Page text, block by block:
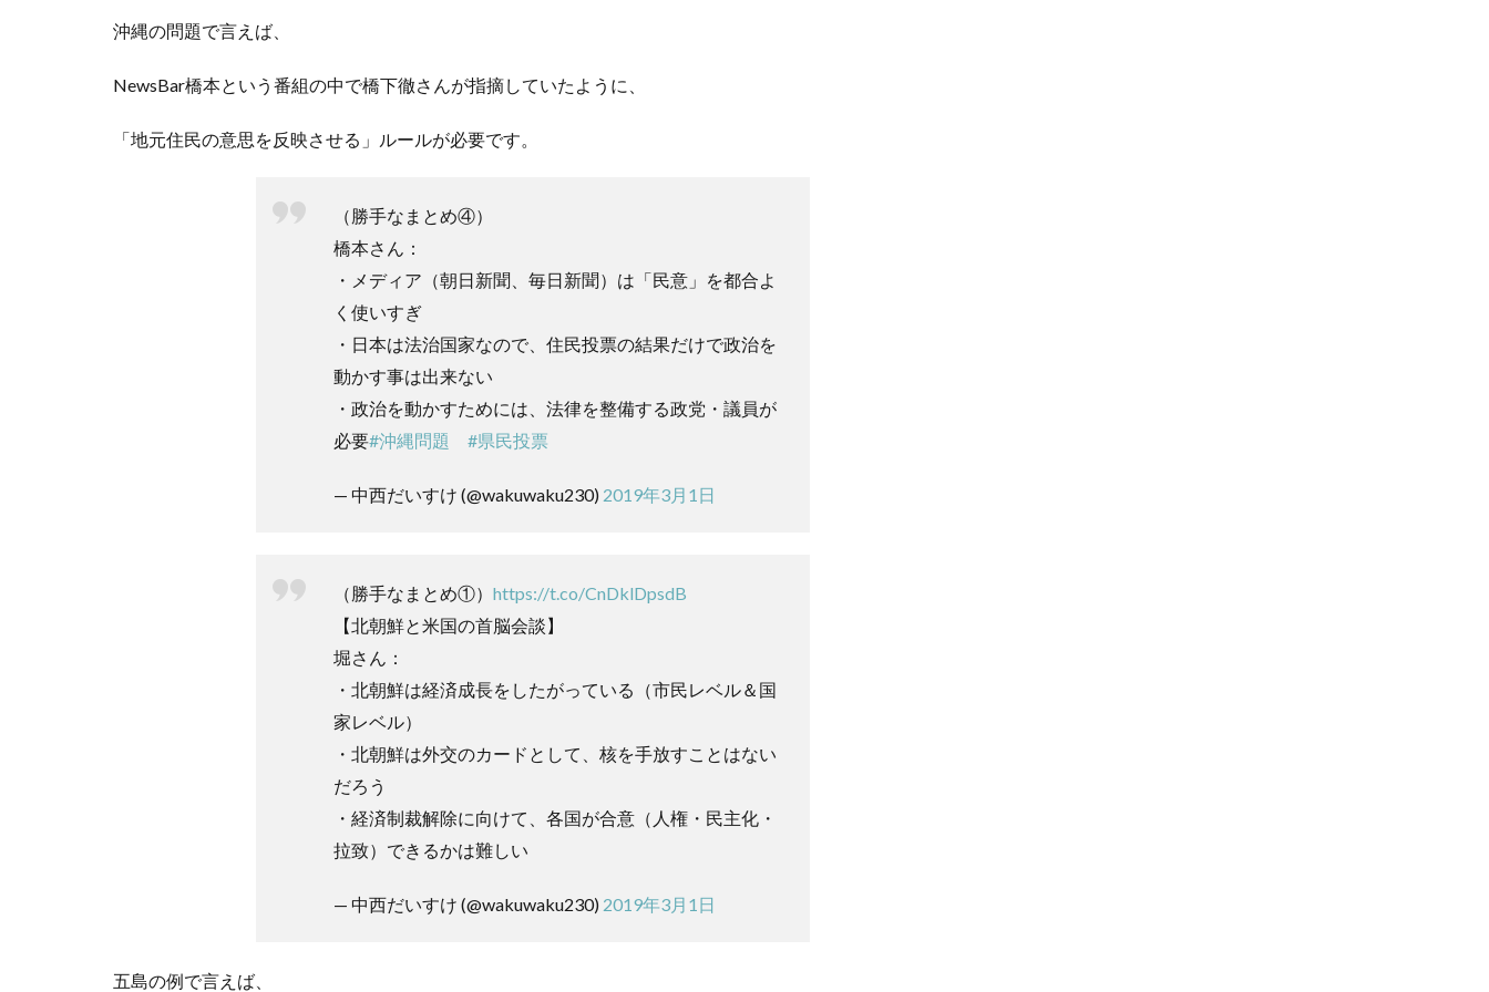
沖縄の問題で言えば、
NewsBar橋本という番組の中で橋下徹さんが指摘していたように、
「地元住民の意思を反映させる」ルールが必要です。
（勝手なまとめ④）
橋本さん：
・メディア（朝日新聞、毎日新聞）は「民意」を都合よ
く使いすぎ
・日本は法治国家なので、住民投票の結果だけで政治を
動かす事は出来ない
・政治を動かすためには、法律を整備する政党・議員が
必要#沖縄問題 #県民投票
— 中西だいすけ (@wakuwaku230) 2019年3月1日
（勝手なまとめ①） https://t.co/CnDklDpsdB
【北朝鮮と米国の首脳会談】
堀さん：
・北朝鮮は経済成長をしたがっている（市民レベル＆国
家レベル）
・北朝鮮は外交のカードとして、核を手放すことはない
だろう
・経済制裁解除に向けて、各国が合意（人権・民主化・
拉致）できるかは難しい
— 中西だいすけ (@wakuwaku230) 2019年3月1日
五島の例で言えば、